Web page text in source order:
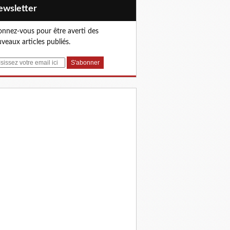
vous pour être averti des
articles publiés.